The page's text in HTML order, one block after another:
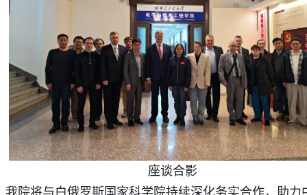
座谈合影
我院将与白俄罗斯国家科学院持续深化务实合作，助